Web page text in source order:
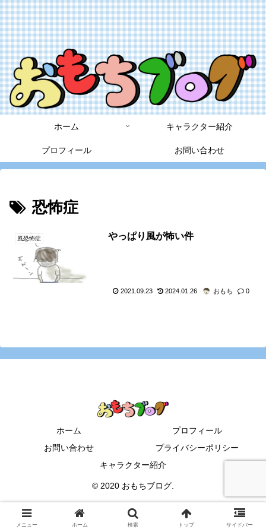
ホーム キャラクター紹介
プロフィール お問い合わせ
恐怖症
風恐怖症 やっぱり風が怖い件
2021.09.23 2024.01.26 おもち 0
ホーム
プロフィール
お問い合わせ
プライバシーポリシー
キャラクター紹介
© 2020 おもちブログ.
メニュー ホーム 検索 トップ サイドバー